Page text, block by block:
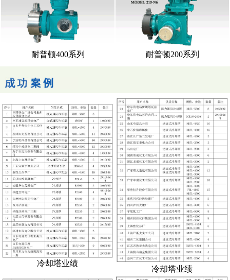
耐普顿400系列 耐普顿200系列
冷却塔业绩
冷却塔业绩